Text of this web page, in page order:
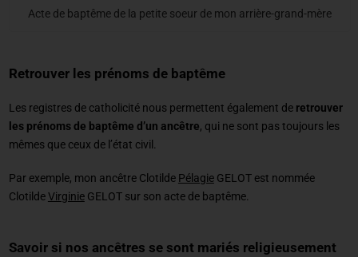
Acte de baptême de la petite soeur de mon arrière-grand-mère
Retrouver les prénoms de baptême
Les registres de catholicité nous permettent également de retrouver
les prénoms de baptême d’un ancêtre, qui ne sont pas toujours les
mêmes que ceux de l’état civil.
Par exemple, mon ancêtre Clotilde PélagieGELOT est nommée
ClotildeVirginieGELOT sur son acte de baptême.
Savoir si nos ancêtres se sont mariés religieusement